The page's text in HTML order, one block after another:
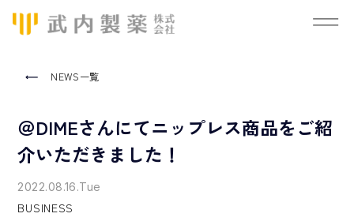
NEWS一覧
＠DIMEさんにてニップレス商品をご紹
介いただきました！
2022.08.16.Tue
BUSINESS